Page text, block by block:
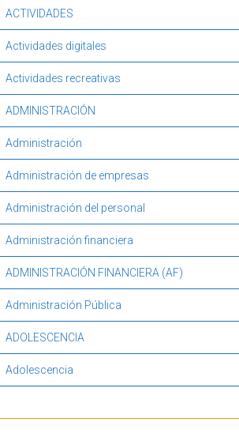
ACTIVIDADES
Actividades digitales
Actividades recreativas
ADMINISTRACIÓN
Administración
Administración de empresas
Administración del personal
Administración financiera
ADMINISTRACIÓN FINANCIERA (AF)
Administración Pública
ADOLESCENCIA
Adolescencia